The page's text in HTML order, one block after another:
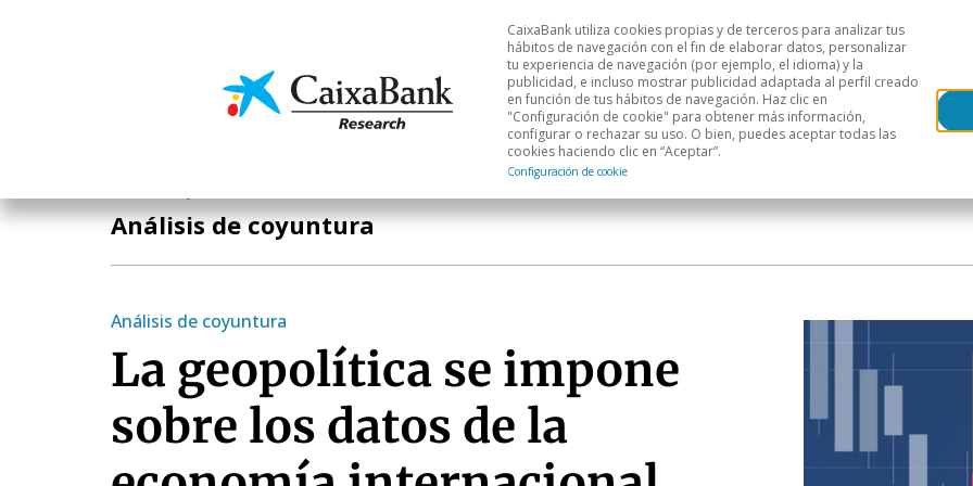
Economía y mercados Análisis sectorial Áreas geográficas
CaixaBank utiliza cookies propias y de terceros para analizar tus
hábitos de navegación con el fin de elaborar datos, personalizar
tu experiencia de navegación (por ejemplo, el idioma) y la
publicidad, e incluso mostrar publicidad adaptada al perfil creado
en función de tus hábitos de navegación. Haz clic en
"Configuración de cookie" para obtener más información,
configurar o rechazar su uso. O bien, puedes aceptar todas las
cookies haciendo clic en “Aceptar”.
Configuración de cookie
Análisis de coyuntura
Análisis de coyuntura
La geopolítica se impone
sobre los datos de la